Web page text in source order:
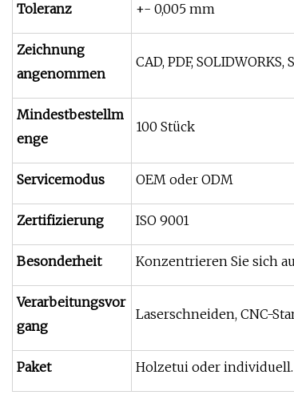
Toleranz +- 0,005 mm
Zeichnung
angenommen
CAD, PDF, SOLIDWORKS,
Mindestbestellm
enge
100 Stück
Servicemodus OEM oder ODM
Zertifizierung ISO 9001
Besonderheit Konzentrieren Sie sich
Verarbeitungsvor
gang
Laserschneiden, CNC-
Paket Holzetui oder individuell.